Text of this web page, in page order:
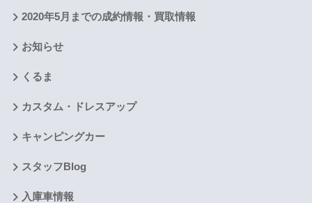
2020年5月までの成約情報・買取情報
お知らせ
くるま
カスタム・ドレスアップ
キャンピングカー
スタッフBlog
入庫車情報